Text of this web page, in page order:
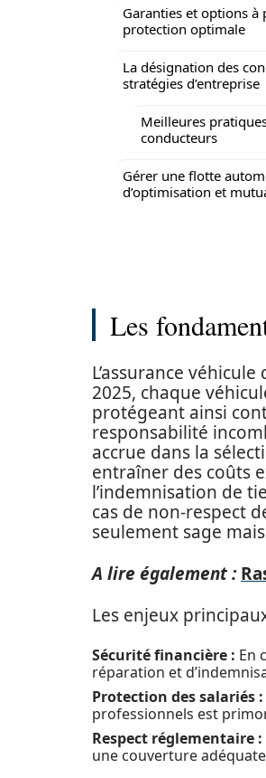
Garanties et options
protection optimale
La désignation des
stratégies d’entreprise
Meilleures
conducteurs
Gérer une flotte
d’optimisation et
Les
L’assurance
2025, chaque
protégeant ainsi
responsabilité
accrue dans la
entraîner des coûts
l’indemnisation de
cas de non-respect
seulement sage
A lire également :
Les enjeux
Sécurité financière : En
réparation et
Protection des salariés :
professionnels est
Respect réglementaire :
une couverture